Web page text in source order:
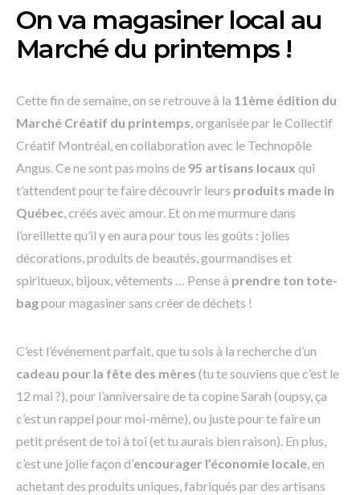
On va magasiner local au
Marché du printemps !
Cette fin de semaine, on se retrouve à la 11ème édition du
Marché Créatif du printemps, organisée par le Collectif
Créatif Montréal, en collaboration avec le Technopôle
Angus. Ce ne sont pas moins de 95 artisans locaux qui
t’attendent pour te faire découvrir leurs produits made in
Québec, créés avec amour. Et on me murmure dans
l’oreillette qu’il y en aura pour tous les goûts : jolies
décorations, produits de beautés, gourmandises et
spiritueux, bijoux, vêtements … Pense à prendre ton tote-
bagpour magasiner sans créer de déchets !
C’est l’événement parfait, que tu sois à la recherche d’un
cadeau pour la fête des mères (tu te souviens que c’est le
12 mai ?), pour l’anniversaire de ta copine Sarah (oupsy, ça
c’est un rappel pour moi-même), ou juste pour te faire un
petit présent de toi à toi (et tu aurais bien raison). En plus,
c’est une jolie façon d’encourager l’économie locale, en
achetant des produits uniques, fabriqués par des artisans